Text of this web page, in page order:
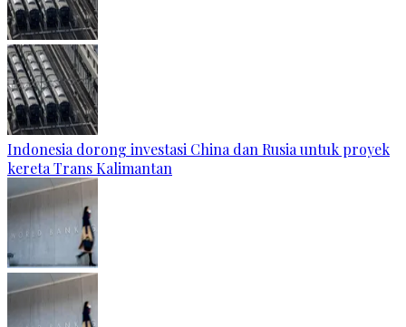
Indonesia dorong investasi China dan Rusia untuk proyek
kereta Trans Kalimantan